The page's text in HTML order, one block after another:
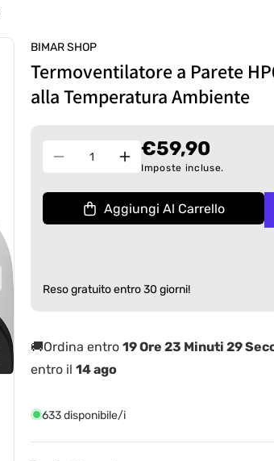
BIMAR SHOP
Termoventilatore a Parete
alla Temperatura Ambiente
Diminuisci
per
Termoventilatore
Eroga
Calore
alla
Temperatura
Aumenta
per
Termoventilatore
Eroga
Calore
alla
€59,90
Imposte incluse.
Aggiungi Al Carrello
Reso gratuito entro 30 giorni!
🚚Ordina entro 19 Ore 23 Minuti 29
entro il 14 ago
633 disponibile/i